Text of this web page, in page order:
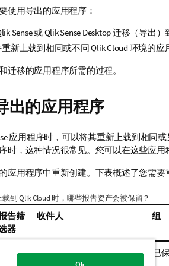
使用导出的应用程序：
Sense或Qlik Sense Desktop迁移（导出）
新上载到相同或不同Qlik Cloud 环境的应
迁移的应用程序所需的过程。
出的应用程序
应用程序时，可以将其重新上载到相同或
时，这种情况很常见。您可以在这些应用
应用程序中重新创建。下表概述了您需要
载到Qlik Cloud时，哪些报告资产会被保留？
告筛
器
收件人 组
已保留 已保留 已